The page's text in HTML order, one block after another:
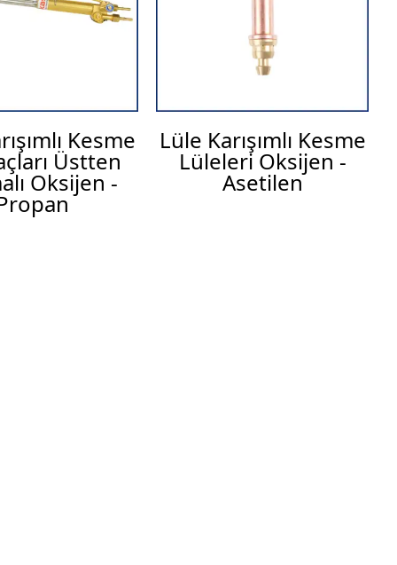
Kesme
Üstten
Oksijen -
Lüle Karışımlı Kesme
Lüleleri Oksijen -
Asetilen